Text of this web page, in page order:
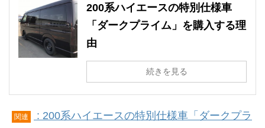
200系ハイエースの特別仕様車
「ダークプライム」を購入する理
由
続きを見る
関連
: 200系ハイエースの特別仕様車「ダークプラ